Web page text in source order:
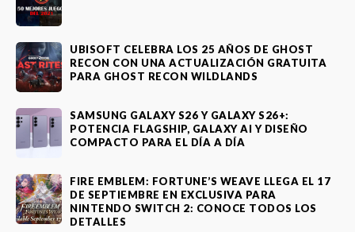
UBISOFT CELEBRA LOS 25 AÑOS DE GHOST
RECON CON UNA ACTUALIZACIÓN GRATUITA
PARA GHOST RECON WILDLANDS
SAMSUNG GALAXY S26 Y GALAXY S26+:
POTENCIA FLAGSHIP, GALAXY AI Y DISEÑO
COMPACTO PARA EL DÍA A DÍA
FIRE EMBLEM: FORTUNE’S WEAVE LLEGA EL 17
DE SEPTIEMBRE EN EXCLUSIVA PARA
NINTENDO SWITCH 2: CONOCE TODOS LOS
DETALLES